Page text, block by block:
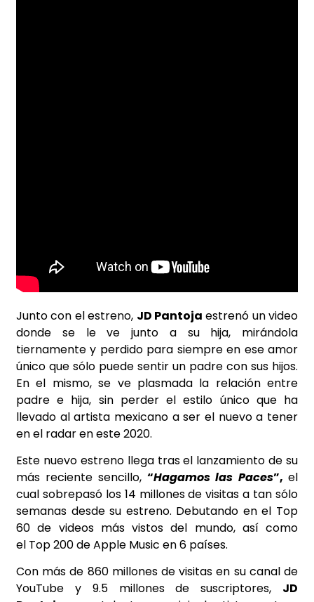
Junto con el estreno, JD Pantoja estrenó un video
donde se le ve junto a su hija, mirándola
tiernamente y perdido para siempre en ese amor
único que sólo puede sentir un padre con sus hijos.
En el mismo, se ve plasmada la relación entre
padre e hija, sin perder el estilo único que ha
llevado al artista mexicano a ser el nuevo a tener
en el radar en este 2020.
Este nuevo estreno llega tras el lanzamiento de su
más reciente sencillo, “Hagamos las Paces”,el
cual sobrepasó los 14 millones de visitas a tan sólo
semanas desde su estreno. Debutando en el Top
60 de videos más vistos del mundo, así como
el Top 200 de Apple Music en 6 países.
Con más de 860 millones de visitas en su canal de
YouTube y 9.5 millones de suscriptores, JD